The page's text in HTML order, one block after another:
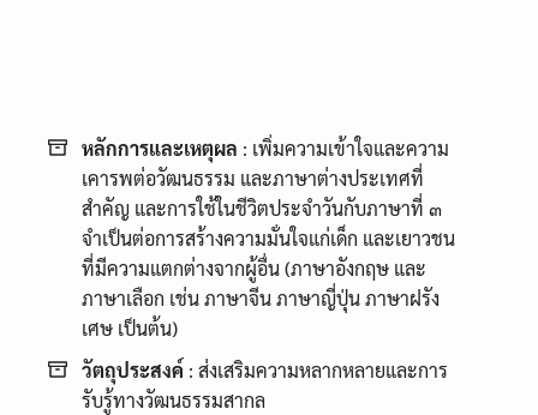
หลักการและเหตุผล : เพิ่มความเข้าใจและความ
เคารพต่อวัฒนธรรม และภาษาต่างประเทศที่
สำคัญ และการใช้ในชีวิตประจำวันกับภาษาที่ ๓
จำเป็นต่อการสร้างความมั่นใจแก่เด็ก และเยาวชน
ที่มีความแตกต่างจากผู้อื่น (ภาษาอังกฤษ และ
ภาษาเลือก เช่น ภาษาจีน ภาษาญี่ปุ่น ภาษาฝรัง
เศษ เป็นต้น)
วัตถุประสงค์ : ส่งเสริมความหลากหลายและการ
รับรู้ทางวัฒนธรรมสากล